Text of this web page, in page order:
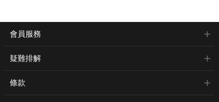
會員服務
疑難排解
條款